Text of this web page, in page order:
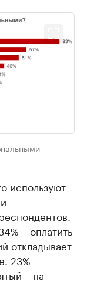
используют
– оплатить
откладывает
23%
– на